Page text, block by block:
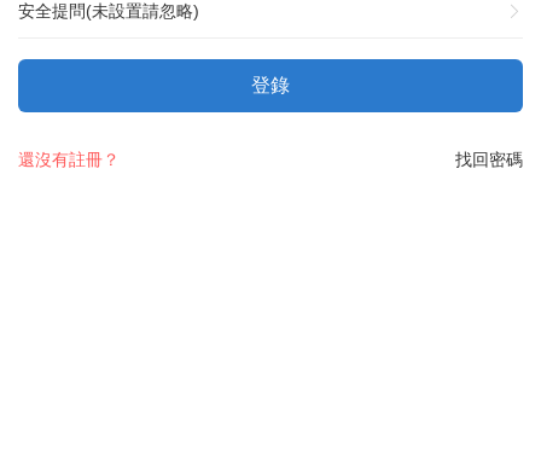
安全提問(未設置請忽略)
登錄
找回密碼
還沒有註冊？